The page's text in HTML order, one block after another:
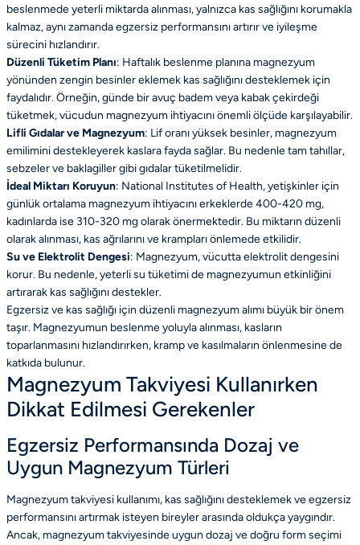
beslenmede yeterli miktarda alınması, yalnızca kas sağlığını korumakla
kalmaz, aynı zamanda egzersiz performansını artırır ve iyileşme
sürecini hızlandırır.
Düzenli Tüketim Planı: Haftalık beslenme planına magnezyum
yönünden zengin besinler eklemek kas sağlığını desteklemek için
faydalıdır. Örneğin, günde bir avuç badem veya kabak çekirdeği
tüketmek, vücudun magnezyum ihtiyacını önemli ölçüde karşılayabilir.
Lifli Gıdalar ve Magnezyum: Lif oranı yüksek besinler, magnezyum
emilimini destekleyerek kaslara fayda sağlar. Bu nedenle tam tahıllar,
sebzeler ve baklagiller gibi gıdalar tüketilmelidir.
İdeal Miktarı Koruyun: National Institutes of Health, yetişkinler için
günlük ortalama magnezyum ihtiyacını erkeklerde 400-420 mg,
kadınlarda ise 310-320 mg olarak önermektedir. Bu miktarın düzenli
olarak alınması, kas ağrılarını ve krampları önlemede etkilidir.
Su ve Elektrolit Dengesi: Magnezyum, vücutta elektrolit dengesini
korur. Bu nedenle, yeterli su tüketimi de magnezyumun etkinliğini
artırarak kas sağlığını destekler.
Egzersiz ve kas sağlığı için düzenli magnezyum alımı büyük bir önem
taşır. Magnezyumun beslenme yoluyla alınması, kasların
toparlanmasını hızlandırırken, kramp ve kasılmaların önlenmesine de
katkıda bulunur.
Magnezyum Takviyesi Kullanırken
Dikkat Edilmesi Gerekenler
Egzersiz Performansında Dozaj ve
Uygun Magnezyum Türleri
Magnezyum takviyesi kullanımı, kas sağlığını desteklemek ve egzersiz
performansını artırmak isteyen bireyler arasında oldukça yaygındır.
Ancak, magnezyum takviyesinde uygun dozaj ve doğru form seçimi